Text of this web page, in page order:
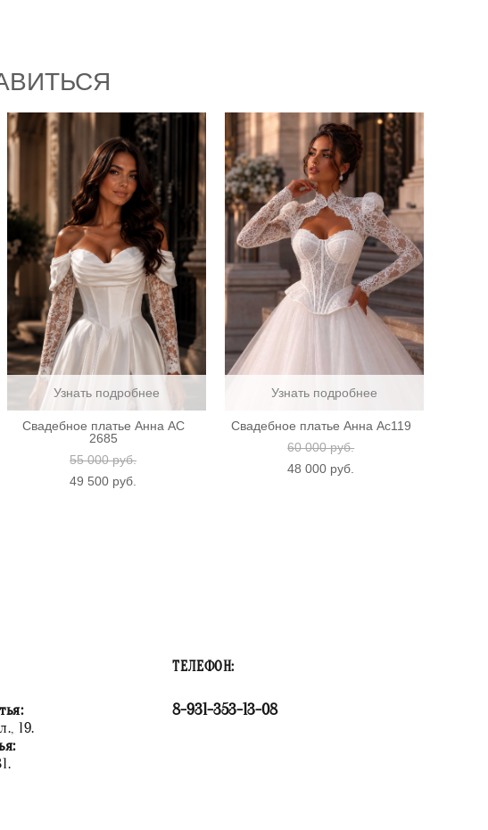
Узнать подробнее
Свадебное платье Анна АС
2685
55 000 pуб.
49 500 pуб.
Узнать подробнее
Свадебное платье Анна Ас119
60 000 pуб.
48 000 pуб.
19.
ТЕЛЕФОН:
8-931-353-13-08